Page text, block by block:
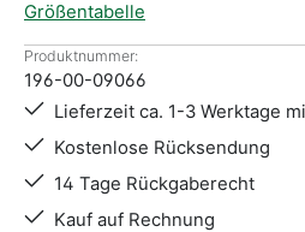
Größentabelle
Produktnummer:
196-00-09066
Lieferzeit ca. 1-3 Werktage
Kostenlose Rücksendung
14 Tage Rückgaberecht
Kauf auf Rechnung